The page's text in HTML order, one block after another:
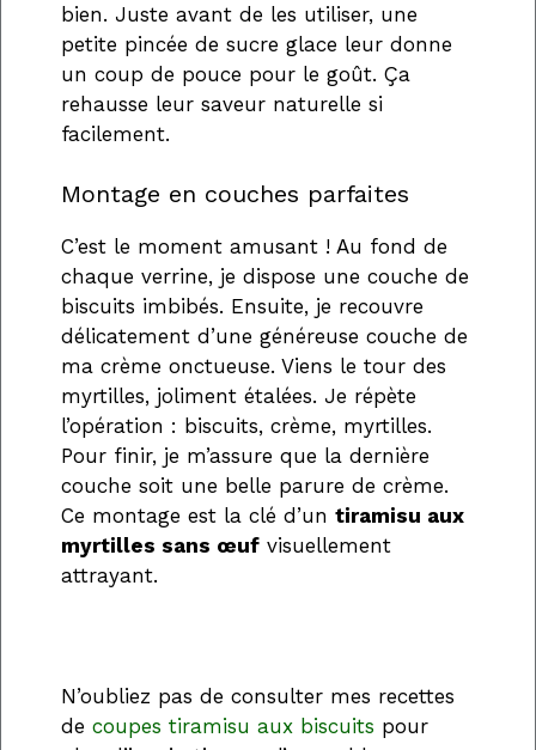
bien. Juste avant de les utiliser, une
petite pincée de sucre glace leur donne
un coup de pouce pour le goût. Ça
rehausse leur saveur naturelle si
facilement.
Montage en couches parfaites
C’est le moment amusant ! Au fond de
chaque verrine, je dispose une couche de
biscuits imbibés. Ensuite, je recouvre
délicatement d’une généreuse couche de
ma crème onctueuse. Viens le tour des
myrtilles, joliment étalées. Je répète
l’opération : biscuits, crème, myrtilles.
Pour finir, je m’assure que la dernière
couche soit une belle parure de crème.
Ce montage est la clé d’un tiramisu aux
myrtilles sans œuf visuellement
attrayant.
N’oubliez pas de consulter mes recettes
de coupes tiramisu aux biscuits pour